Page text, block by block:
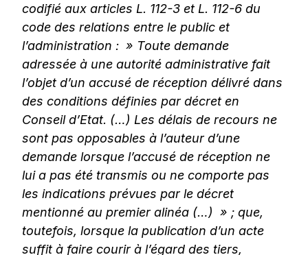
codifié aux articles L. 112-3 et L. 112-6 du
code des relations entre le public et
l’administration : » Toute demande
adressée à une autorité administrative fait
l’objet d’un accusé de réception délivré dans
des conditions définies par décret en
Conseil d’Etat. (…) Les délais de recours ne
sont pas opposables à l’auteur d’une
demande lorsque l’accusé de réception ne
lui a pas été transmis ou ne comporte pas
les indications prévues par le décret
mentionné au premier alinéa (…) » ; que,
toutefois, lorsque la publication d’un acte
suffit à faire courir à l’égard des tiers,